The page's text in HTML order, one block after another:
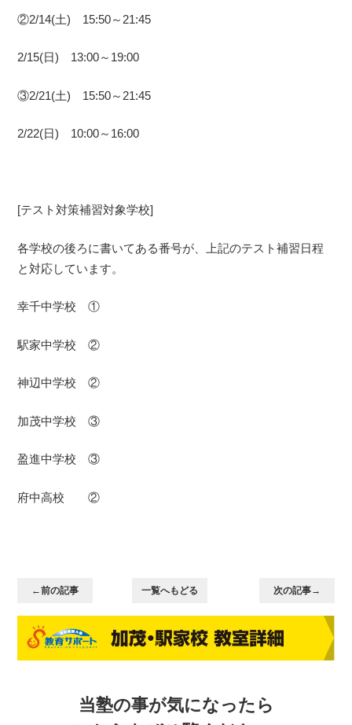
②2/14(土) 15:50～21:45
2/15(日) 13:00～19:00
③2/21(土) 15:50～21:45
2/22(日) 10:00～16:00
[テスト対策補習対象学校]
各学校の後ろに書いてある番号が、上記のテスト補習日程
と対応しています。
幸千中学校 ①
駅家中学校 ②
神辺中学校 ②
加茂中学校 ③
盈進中学校 ③
府中高校 ②
←前の記事 一覧へもどる 次の記事→
当塾の事が気になったら